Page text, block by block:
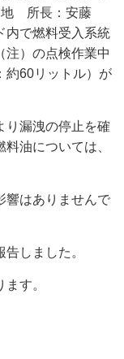
地 所長：安藤
内で燃料受入系統
注）の点検作業中
約60リットル）が
り漏洩の停止を確
油については、
響はありませんで
しました。
す。